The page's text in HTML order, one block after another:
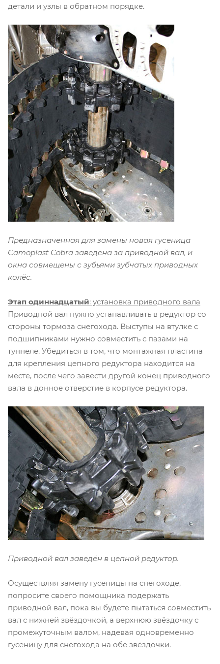
детали и узлы в обратном порядке.
Предназначенная для замены новая гусеница
Camoplast Cobra заведена за приводной вал, и
окна совмещены с зубьями зубчатых приводных
колёс.
Этап одиннадцатый: установка приводного вала
Приводной вал нужно устанавливать в редуктор со
стороны тормоза снегохода. Выступы на втулке с
подшипниками нужно совместить с пазами на
туннеле. Убедиться в том, что монтажная пластина
для крепления цепного редуктора находится на
месте, после чего завести другой конец приводного
вала в донное отверстие в корпусе редуктора.
Приводной вал заведён в цепной редуктор.
Осуществляя замену гусеницы на снегоходе,
попросите своего помощника подержать
приводной вал, пока вы будете пытаться совместить
вал с нижней звёздочкой, а верхнюю звёздочку с
промежуточным валом, надевая одновременно
гусеницу для снегохода на обе звёздочки.